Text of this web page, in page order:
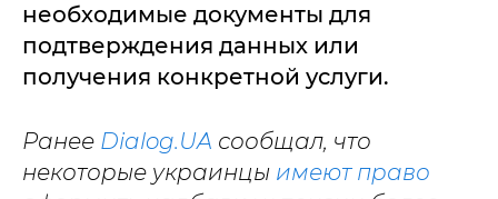
необходимые документы для
подтверждения данных или
получения конкретной услуги.
Ранее Dialog.UA сообщал, что
некоторые украинцы имеют право